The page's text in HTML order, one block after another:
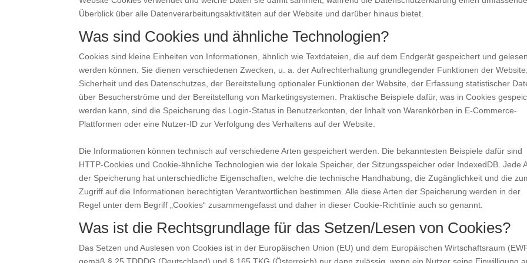
Überblick über alle Datenverarbeitungsaktivitäten auf der Website und darüber hinaus bietet.
Was sind Cookies und ähnliche Technologien?
Cookies sind kleine Einheiten von Informationen, ähnlich wie Textdateien, die auf dem Endgerät gespeichert und gelesen
werden können. Sie dienen verschiedenen Zwecken, u. a. der Aufrechterhaltung grundlegender Funktionen der
Sicherheit und des Datenschutzes, der Bereitstellung optionaler Funktionen der Website, der Erfassung statistischer
über Besucherströme und der Bereitstellung von Marketingsystemen. Praktische Beispiele dafür, was in Cookies
werden kann, sind die Speicherung des Login-Status in Benutzerkonten, der Inhalt von Warenkörben in E-Commerce-
Plattformen oder eine Nutzer-ID zur Verfolgung des Verhaltens auf der Website.
Die Informationen können technisch auf verschiedene Arten gespeichert werden. Die bekanntesten Beispiele dafür sind
HTTP-Cookies und Cookie-ähnliche Technologien wie der lokale Speicher, der Sitzungsspeicher oder IndexedDB. Jede
der Speicherung hat unterschiedliche Eigenschaften, welche die technische Handhabung, die Zugänglichkeit und die
Zugriff auf die Informationen berechtigten Verantwortlichen bestimmen. Alle diese Arten der Speicherung werden in der
Regel unter dem Begriff „Cookies“ zusammengefasst und daher in dieser Cookie-Richtlinie auch so genannt.
Was ist die Rechtsgrundlage für das Setzen/Lesen von Cookies?
Das Setzen und Auslesen von Cookies ist in der Europäischen Union (EU) und dem Europäischen Wirtschaftsraum